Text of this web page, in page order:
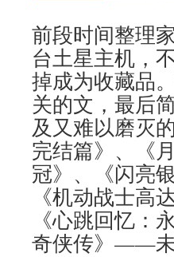
前段时间整理
台土星主机，
掉成为收藏品
关的文，最后
及又难以磨灭
完结篇》、《
冠》、《闪亮
《机动战士高
《心跳回忆：
奇侠传》——未